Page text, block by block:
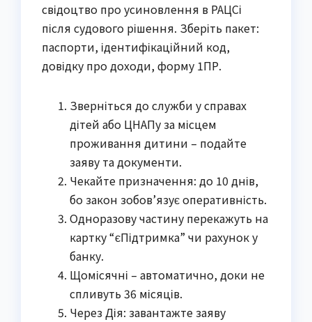
свідоцтво про усиновлення в РАЦСі
після судового рішення. Зберіть пакет:
паспорти, ідентифікаційний код,
довідку про доходи, форму 1ПР.
Зверніться до служби у справах
дітей або ЦНАПу за місцем
проживання дитини – подайте
заяву та документи.
Чекайте призначення: до 10 днів,
бо закон зобов’язує оперативність.
Одноразову частину перекажуть на
картку “єПідтримка” чи рахунок у
банку.
Щомісячні – автоматично, доки не
спливуть 36 місяців.
Через Дія: завантажте заяву